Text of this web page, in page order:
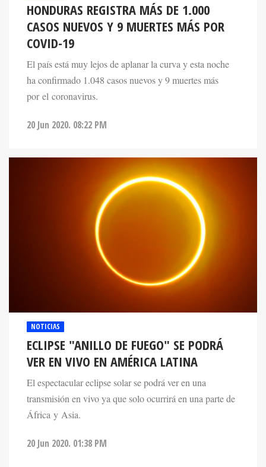
HONDURAS REGISTRA MÁS DE 1.000
CASOS NUEVOS Y 9 MUERTES MÁS POR
COVID-19
El país está muy lejos de aplanar la curva y esta noche
ha confirmado 1.048 casos nuevos y 9 muertes más
por el coronavirus.
20 Jun 2020. 08:22 PM
NOTICIAS
ECLIPSE "ANILLO DE FUEGO" SE PODRÁ
VER EN VIVO EN AMÉRICA LATINA
El espectacular eclipse solar se podrá ver en una
transmisión en vivo ya que solo ocurrirá en una parte de
África y Asia.
20 Jun 2020. 01:38 PM